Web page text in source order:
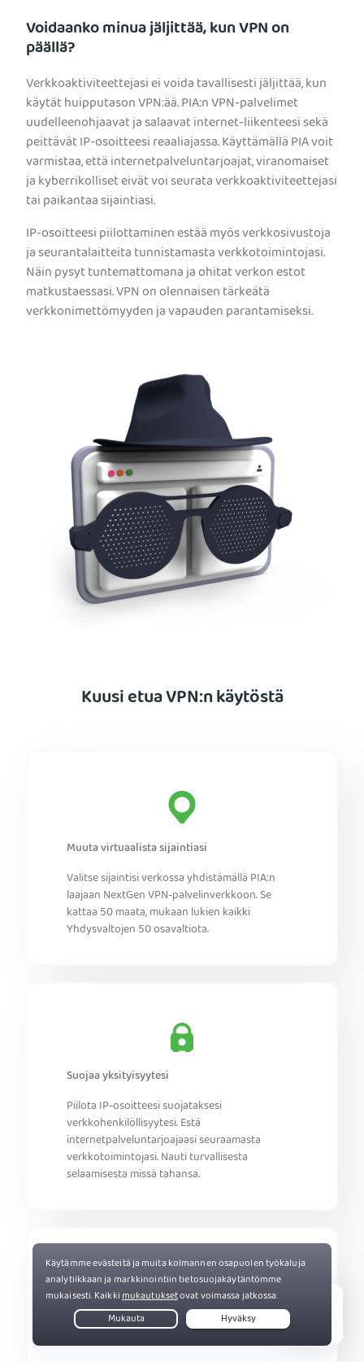
Voidaanko minua jäljittää, kun VPN on
päällä?
Verkkoaktiviteettejasi ei voida tavallisesti jäljittää, kun
käytät huipputason VPN:ää. PIA:n VPN-palvelimet
uudelleenohjaavat ja salaavat internet-liikenteesi sekä
peittävät IP-osoitteesi reaaliajassa. Käyttämällä PIA voit
varmistaa, että internetpalveluntarjoajat, viranomaiset
ja kyberrikolliset eivät voi seurata verkkoaktiviteettejasi
tai paikantaa sijaintiasi.
IP-osoitteesi piilottaminen estää myös verkkosivustoja
ja seurantalaitteita tunnistamasta verkkotoimintojasi.
Näin pysyt tuntemattomana ja ohitat verkon estot
matkustaessasi. VPN on olennaisen tärkeätä
verkkonimettömyyden ja vapauden parantamiseksi.
Kuusi etua VPN:n käytöstä
Muuta virtuaalista sijaintiasi
Valitse sijaintisi verkossa yhdistämällä PIA:n
laajaan NextGen VPN-palvelinverkkoon. Se
kattaa 50 maata, mukaan lukien kaikki
Yhdysvaltojen 50 osavaltiota.
Suojaa yksityisyytesi
Piilota IP-osoitteesi suojataksesi
verkkohenkilöllisyytesi. Estä
internetpalveluntarjoajaasi seuraamasta
verkkotoimintojasi. Nauti turvallisesta
selaamisesta missä tahansa.
Nauti kattavasta digitaalisesta